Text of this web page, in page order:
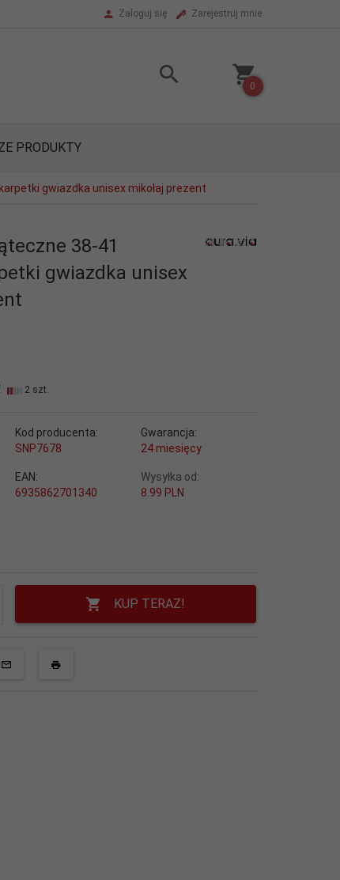
Zaloguj się Zarejestruj mnie
0
PRODUKTY
gwiazdka unisex mikołaj prezent
38-41
gwiazdka unisex
2 szt.
Kod producenta:
SNP7678
Gwarancja:
24 miesięcy
EAN:
6935862701340
Wysyłka od:
8.99 PLN
KUP TERAZ!